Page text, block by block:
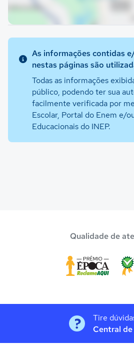
As informações contidas
nestas páginas são
Todas as informações
público, podendo ter sua
facilmente verificada por
Escolar, Portal do Enem e/
Educacionais do INEP.
Qualidade de
Tire
Central de